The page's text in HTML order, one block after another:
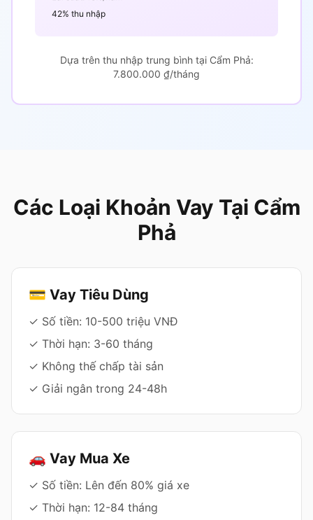
42% thu nhập
Dựa trên thu nhập trung bình tại Cẩm Phả:
7.800.000 ₫/tháng
Các Loại Khoản Vay Tại Cẩm
Phả
💳 Vay Tiêu Dùng
✓ Số tiền: 10-500 triệu VNĐ
✓ Thời hạn: 3-60 tháng
✓ Không thế chấp tài sản
✓ Giải ngân trong 24-48h
🚗 Vay Mua Xe
✓ Số tiền: Lên đến 80% giá xe
✓ Thời hạn: 12-84 tháng